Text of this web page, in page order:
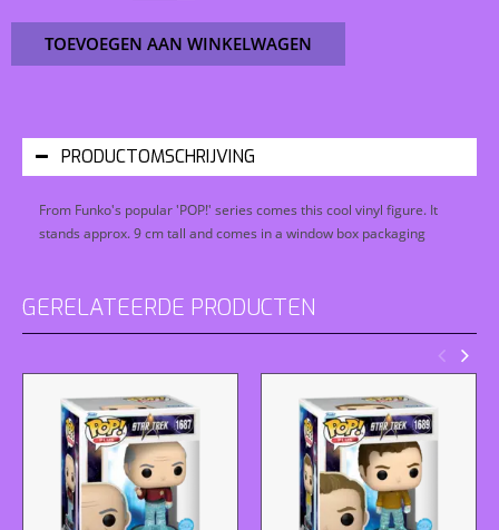
TOEVOEGEN AAN WINKELWAGEN
PRODUCTOMSCHRIJVING
From Funko's popular 'POP!' series comes this cool vinyl figure. It
stands approx. 9 cm tall and comes in a window box packaging
GERELATEERDE PRODUCTEN